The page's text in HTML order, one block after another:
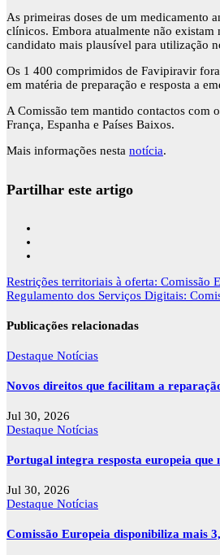
As primeiras doses de um medicamento
clínicos. Embora atualmente não
candidato mais plausível para utilização
Os 1 400 comprimidos de Favipiravir
em matéria de preparação e resposta a
A Comissão tem mantido contactos com
França, Espanha e Países Baixos.
Mais informações nesta notícia.
Partilhar este artigo
Navegação
de
Restrições territoriais à oferta: Comissão
Regulamento dos Serviços Digitais:
Publicações relacionadas
Destaque Notícias
Novos direitos que facilitam a
Jul 30, 2026
Destaque Notícias
Portugal integra resposta europeia que
Jul 30, 2026
Destaque Notícias
Comissão Europeia disponibiliza mais